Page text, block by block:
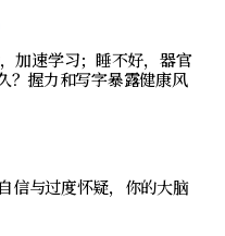
加速学习；睡不好，器官
？握力和写字暴露健康风
信与过度怀疑，你的大脑